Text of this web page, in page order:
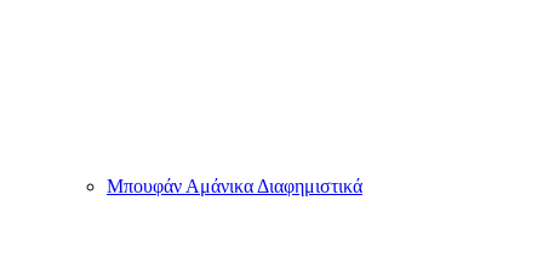
Μπουφάν Αμάνικα Διαφημιστικά